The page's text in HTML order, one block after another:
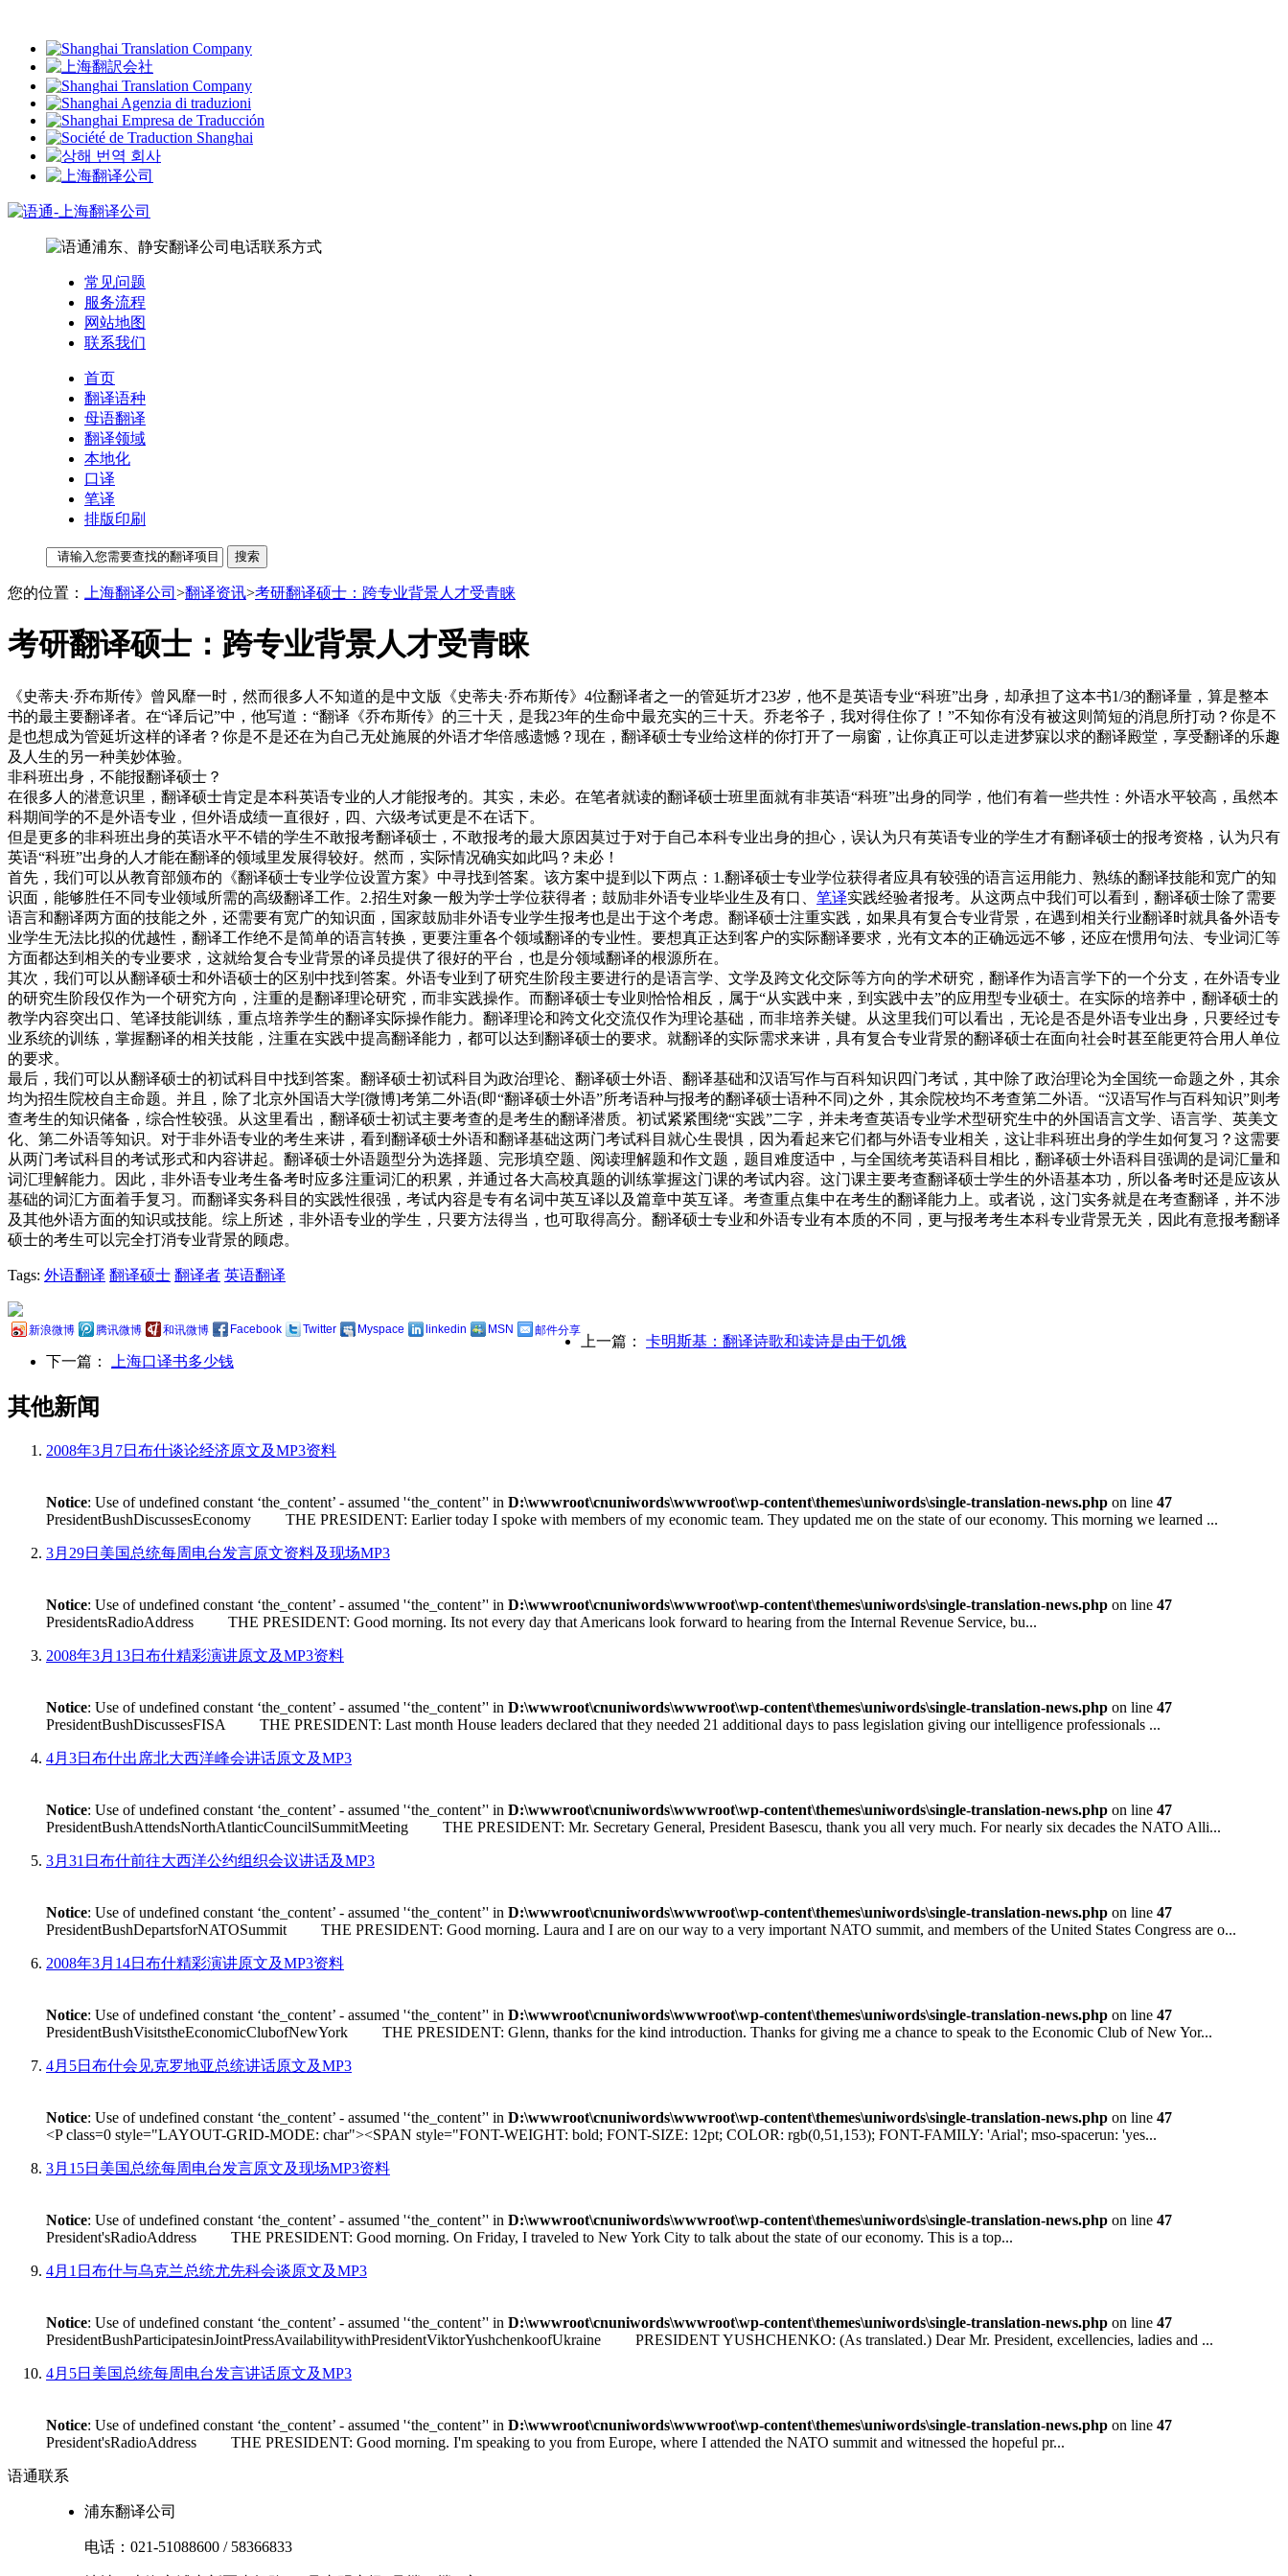
常见问题
服务流程
网站地图
联系我们
首页
翻译语种
母语翻译
翻译领域
本地化
口译
笔译
排版印刷
您的位置： 上海翻译公司 >翻译资讯>考研翻译硕士：跨专业背景人才受青睐
考研翻译硕士：跨专业背景人才受青睐
《史蒂夫·乔布斯传》曾风靡一时，然而很多人不知道的是中文版《史蒂夫·乔布斯传》4位翻译者之一的管延圻才23岁，他不是英语专业“科班”出身，却承担了这本书1/3的翻译量，算是整本
书的最主要翻译者。在“译后记”中，他写道：“翻译《乔布斯传》的三十天，是我23年的生命中最充实的三十天。乔老爷子，我对得住你了！”不知你有没有被这则简短的消息所打动？你是不
是也想成为管延圻这样的译者？你是不是还在为自己无处施展的外语才华倍感遗憾？现在，翻译硕士专业给这样的你打开了一扇窗，让你真正可以走进梦寐以求的翻译殿堂，享受翻译的乐趣
及人生的另一种美妙体验。
非科班出身，不能报翻译硕士？
在很多人的潜意识里，翻译硕士肯定是本科英语专业的人才能报考的。其实，未必。在笔者就读的翻译硕士班里面就有非英语“科班”出身的同学，他们有着一些共性：外语水平较高，虽然本
科期间学的不是外语专业，但外语成绩一直很好，四、六级考试更是不在话下。
但是更多的非科班出身的英语水平不错的学生不敢报考翻译硕士，不敢报考的最大原因莫过于对于自己本科专业出身的担心，误认为只有英语专业的学生才有翻译硕士的报考资格，认为只有
英语“科班”出身的人才能在翻译的领域里发展得较好。然而，实际情况确实如此吗？未必！
首先，我们可以从教育部颁布的《翻译硕士专业学位设置方案》中寻找到答案。该方案中提到以下两点：1.翻译硕士专业学位获得者应具有较强的语言运用能力、熟练的翻译技能和宽广的知
识面，能够胜任不同专业领域所需的高级翻译工作。2.招生对象一般为学士学位获得者；鼓励非外语专业毕业生及有口、 笔译实践经验者报考。从这两点中我们可以看到，翻译硕士除了需要
语言和翻译两方面的技能之外，还需要有宽广的知识面，国家鼓励非外语专业学生报考也是出于这个考虑。翻译硕士注重实践，如果具有复合专业背景，在遇到相关行业翻译时就具备外语专
业学生无法比拟的优越性，翻译工作绝不是简单的语言转换，更要注重各个领域翻译的专业性。要想真正达到客户的实际翻译要求，光有文本的正确远远不够，还应在惯用句法、专业词汇等
方面都达到相关的专业要求，这就给复合专业背景的译员提供了很好的平台，也是分领域翻译的根源所在。
其次，我们可以从翻译硕士和外语硕士的区别中找到答案。外语专业到了研究生阶段主要进行的是语言学、文学及跨文化交际等方向的学术研究，翻译作为语言学下的一个分支，在外语专业
的研究生阶段仅作为一个研究方向，注重的是翻译理论研究，而非实践操作。而翻译硕士专业则恰恰相反，属于“从实践中来，到实践中去”的应用型专业硕士。在实际的培养中，翻译硕士的
教学内容突出口、笔译技能训练，重点培养学生的翻译实际操作能力。翻译理论和跨文化交流仅作为理论基础，而非培养关键。从这里我们可以看出，无论是否是外语专业出身，只要经过专
业系统的训练，掌握翻译的相关技能，注重在实践中提高翻译能力，都可以达到翻译硕士的要求。就翻译的实际需求来讲，具有复合专业背景的翻译硕士在面向社会时甚至能更符合用人单位
的要求。
最后，我们可以从翻译硕士的初试科目中找到答案。翻译硕士初试科目为政治理论、翻译硕士外语、翻译基础和汉语写作与百科知识四门考试，其中除了政治理论为全国统一命题之外，其余
均为招生院校自主命题。并且，除了北京外国语大学[微博]考第二外语(即“翻译硕士外语”所考语种与报考的翻译硕士语种不同)之外，其余院校均不考查第二外语。“汉语写作与百科知识”则考
查考生的知识储备，综合性较强。从这里看出，翻译硕士初试主要考查的是考生的翻译潜质。初试紧紧围绕“实践”二字，并未考查英语专业学术型研究生中的外国语言文学、语言学、英美文
化、第二外语等知识。对于非外语专业的考生来讲，看到翻译硕士外语和翻译基础这两门考试科目就心生畏惧，因为看起来它们都与外语专业相关，这让非科班出身的学生如何复习？这需要
从两门考试科目的考试形式和内容讲起。翻译硕士外语题型分为选择题、完形填空题、阅读理解题和作文题，题目难度适中，与全国统考英语科目相比，翻译硕士外语科目强调的是词汇量和
词汇理解能力。因此，非外语专业考生备考时应多注重词汇的积累，并通过各大高校真题的训练掌握这门课的考试内容。这门课主要考查翻译硕士学生的外语基本功，所以备考时还是应该从
基础的词汇方面着手复习。而翻译实务科目的实践性很强，考试内容是专有名词中英互译以及篇章中英互译。考查重点集中在考生的翻译能力上。或者说，这门实务就是在考查翻译，并不涉
及其他外语方面的知识或技能。综上所述，非外语专业的学生，只要方法得当，也可取得高分。翻译硕士专业和外语专业有本质的不同，更与报考考生本科专业背景无关，因此有意报考翻译
硕士的考生可以完全打消专业背景的顾虑。
Tags: 外语翻译 翻译硕士 翻译者 英语翻译
新浪微博 腾讯微博 和讯微博 Facebook Twitter Myspace linkedin MSN 邮件分享
上一篇： 卡明斯基：翻译诗歌和读诗是由于饥饿
下一篇：
上海口译书多少钱
其他新闻
2008年3月7日布什谈论经济原文及MP3资料
Notice: Use of undefined constant ‘the_content’ - assumed '‘the_content’' in D:\wwwroot\cnuniwords\wwwroot\wp-content\themes\uniwords\single-translation-news.php on line 47
PresidentBushDiscussesEconomy THE PRESIDENT: Earlier today I spoke with members of my economic team. They updated me on the state of our economy. This morning we learned ...
3月29日美国总统每周电台发言原文资料及现场MP3
Notice: Use of undefined constant ‘the_content’ - assumed '‘the_content’' in D:\wwwroot\cnuniwords\wwwroot\wp-content\themes\uniwords\single-translation-news.php on line 47
PresidentsRadioAddress THE PRESIDENT: Good morning. Its not every day that Americans look forward to hearing from the Internal Revenue Service, bu...
2008年3月13日布什精彩演讲原文及MP3资料
Notice: Use of undefined constant ‘the_content’ - assumed '‘the_content’' in D:\wwwroot\cnuniwords\wwwroot\wp-content\themes\uniwords\single-translation-news.php on line 47
PresidentBushDiscussesFISA THE PRESIDENT: Last month House leaders declared that they needed 21 additional days to pass legislation giving our intelligence professionals ...
4月3日布什出席北大西洋峰会讲话原文及MP3
Notice: Use of undefined constant ‘the_content’ - assumed '‘the_content’' in D:\wwwroot\cnuniwords\wwwroot\wp-content\themes\uniwords\single-translation-news.php on line 47
PresidentBushAttendsNorthAtlanticCouncilSummitMeeting THE PRESIDENT: Mr. Secretary General, President Basescu, thank you all very much. For nearly six decades the NATO Alli...
3月31日布什前往大西洋公约组织会议讲话及MP3
Notice: Use of undefined constant ‘the_content’ - assumed '‘the_content’' in D:\wwwroot\cnuniwords\wwwroot\wp-content\themes\uniwords\single-translation-news.php on line 47
PresidentBushDepartsforNATOSummit THE PRESIDENT: Good morning. Laura and I are on our way to a very important NATO summit, and members of the United States Congress are o...
2008年3月14日布什精彩演讲原文及MP3资料
Notice: Use of undefined constant ‘the_content’ - assumed '‘the_content’' in D:\wwwroot\cnuniwords\wwwroot\wp-content\themes\uniwords\single-translation-news.php on line 47
PresidentBushVisitstheEconomicClubofNewYork THE PRESIDENT: Glenn, thanks for the kind introduction. Thanks for giving me a chance to speak to the Economic Club of New Yor...
4月5日布什会见克罗地亚总统讲话原文及MP3
Notice: Use of undefined constant ‘the_content’ - assumed '‘the_content’' in D:\wwwroot\cnuniwords\wwwroot\wp-content\themes\uniwords\single-translation-news.php on line 47
<P class=0 style="LAYOUT-GRID-MODE: char"><SPAN style="FONT-WEIGHT: bold; FONT-SIZE: 12pt; COLOR: rgb(0,51,153); FONT-FAMILY: 'Arial'; mso-spacerun: 'yes...
3月15日美国总统每周电台发言原文及现场MP3资料
Notice: Use of undefined constant ‘the_content’ - assumed '‘the_content’' in D:\wwwroot\cnuniwords\wwwroot\wp-content\themes\uniwords\single-translation-news.php on line 47
President'sRadioAddress THE PRESIDENT: Good morning. On Friday, I traveled to New York City to talk about the state of our economy. This is a top...
4月1日布什与乌克兰总统尤先科会谈原文及MP3
Notice: Use of undefined constant ‘the_content’ - assumed '‘the_content’' in D:\wwwroot\cnuniwords\wwwroot\wp-content\themes\uniwords\single-translation-news.php on line 47
PresidentBushParticipatesinJointPressAvailabilitywithPresidentViktorYushchenkoofUkraine PRESIDENT YUSHCHENKO: (As translated.) Dear Mr. President, excellencies, ladies and ...
4月5日美国总统每周电台发言讲话原文及MP3
Notice: Use of undefined constant ‘the_content’ - assumed '‘the_content’' in D:\wwwroot\cnuniwords\wwwroot\wp-content\themes\uniwords\single-translation-news.php on line 47
President'sRadioAddress THE PRESIDENT: Good morning. I'm speaking to you from Europe, where I attended the NATO summit and witnessed the hopeful pr...
语通联系
浦东翻译公司
电话： 021-51088600 / 58366833